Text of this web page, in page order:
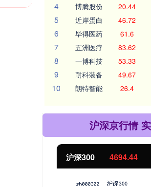
4 博腾股份 20.44
5 近岸蛋白 46.72
6 毕得医药 61.6
7 五洲医疗 83.62
8 一博科技 53.33
9 耐科装备 49.67
10 朗特智能 26.4
沪深京行情
北证50 1134.24